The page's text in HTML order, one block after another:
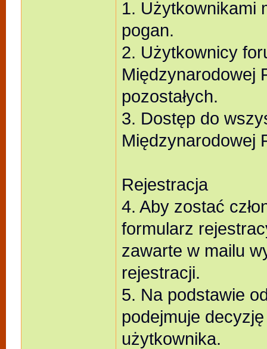
1. Użytkownikami
pogan.
2. Użytkownicy
Międzynarodowej
pozostałych.
3. Dostęp do
Międzynarodowej
Rejestracja
4. Aby zostać
formularz
zawarte w mailu
rejestracji.
5. Na podstawie
podejmuje
użytkownika.